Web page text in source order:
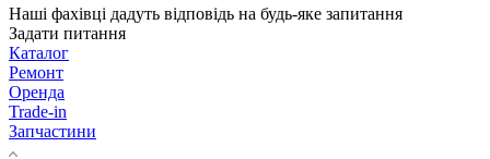
Наші фахівці дадуть відповідь на будь-яке запитання
Задати питання
Каталог
Ремонт
Оренда
Trade-in
Запчастини